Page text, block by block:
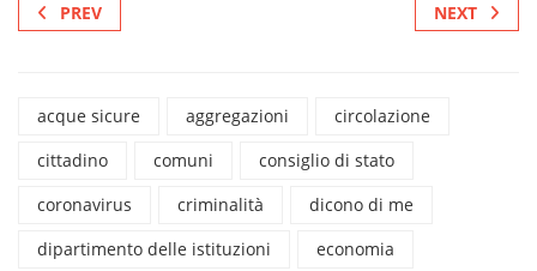
PREV NEXT
acque sicure aggregazioni
circolazione
cittadino
comuni
consiglio di stato
coronavirus
criminalità
dicono di me
dipartimento delle istituzioni
economia